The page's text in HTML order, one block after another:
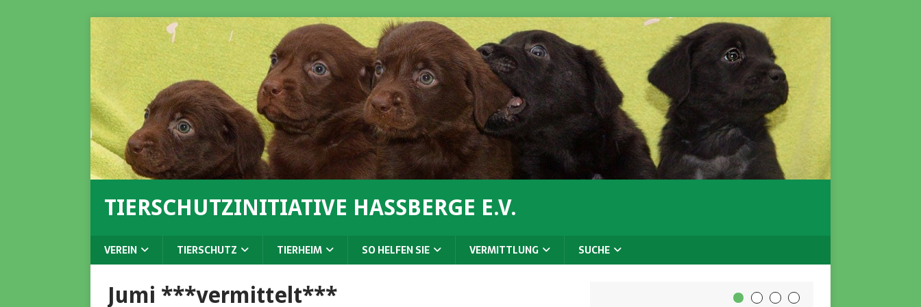
TIERSCHUTZINITIATIVE HASSBERGE E.V.
VEREIN TIERSCHUTZ TIERHEIM SO HELFEN SIE VERMITTLUNG SUCHE
Jumi ***vermittelt***